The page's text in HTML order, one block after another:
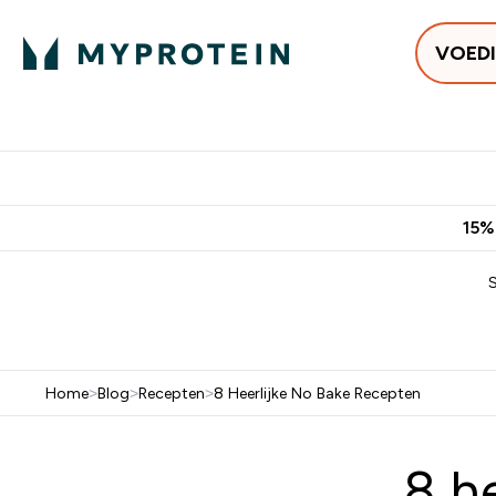
Home>Blog>Recepten>8 Heerlijke No Bake Recepten